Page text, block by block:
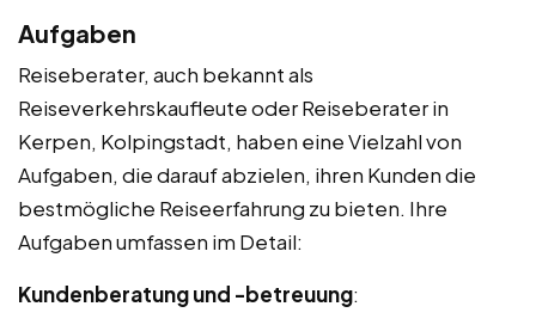
Aufgaben
Reiseberater, auch bekannt als
Reiseverkehrskaufleute oder Reiseberater in
Kerpen, Kolpingstadt, haben eine Vielzahl von
Aufgaben, die darauf abzielen, ihren Kunden die
bestmögliche Reiseerfahrung zu bieten. Ihre
Aufgaben umfassen im Detail:
Kundenberatung und -betreuung: